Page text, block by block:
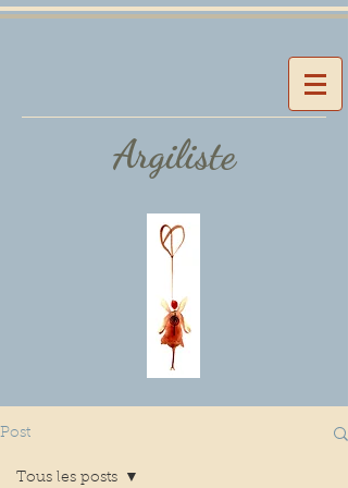
Argiliste
Post
Tous les posts